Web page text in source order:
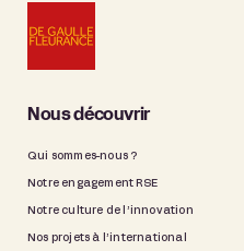
Nous découvrir
Qui sommes-nous ?
Notre engagement RSE
Notre culture de l’innovation
Nos projets à l’international